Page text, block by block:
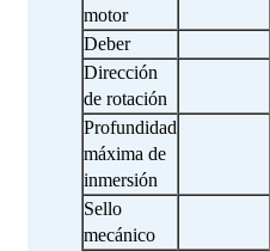
motor
Deber
Dirección
de rotación
Profundidad
máxima de
inmersión
Sello
mecánico